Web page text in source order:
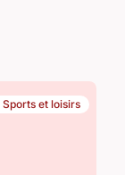
Sports et loisirs